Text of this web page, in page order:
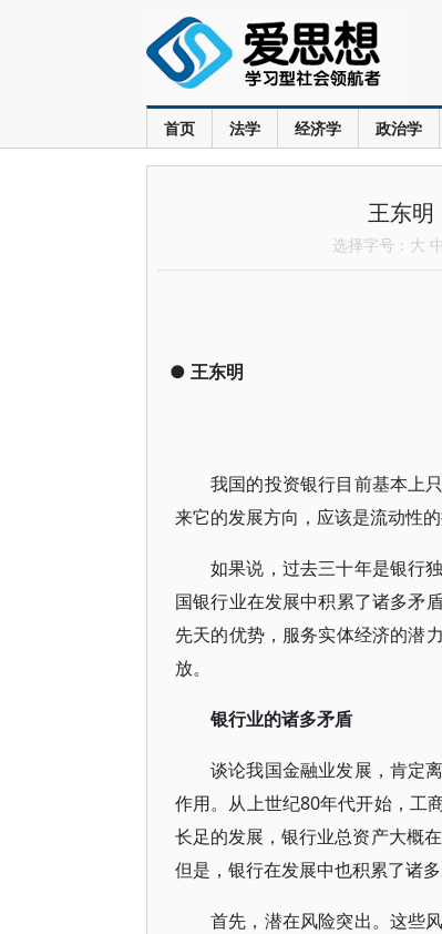
首页 法学 经济学 政治学
王东明
选择字号： 大 中
● 王东明
我国的投资银行目前基本上
来它的发展方向，应该是流动性
如果说，过去三十年是银行
国银行业在发展中积累了诸多矛
先天的优势，服务实体经济的潜
放。
银行业的诸多矛盾
谈论我国金融业发展，肯定
作用。从上世纪80年代开始，工
长足的发展，银行业总资产大概
但是，银行在发展中也积累了诸
首先，潜在风险突出。这些